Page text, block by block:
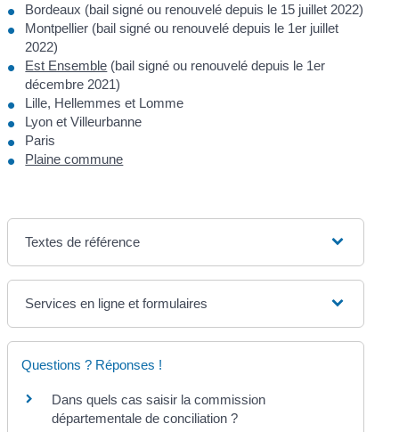
Bordeaux (bail signé ou renouvelé depuis le 15 juillet 2022)
Montpellier (bail signé ou renouvelé depuis le 1er juillet
2022)
Est Ensemble (bail signé ou renouvelé depuis le 1er
décembre 2021)
Lille, Hellemmes et Lomme
Lyon et Villeurbanne
Paris
Plaine commune
Textes de référence
Services en ligne et formulaires
Questions ? Réponses !
Dans quels cas saisir la commission
départementale de conciliation ?